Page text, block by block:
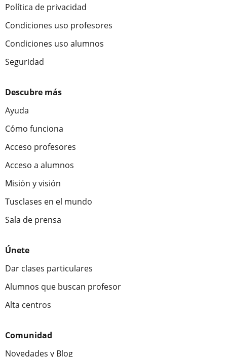
Política de privacidad
Condiciones uso profesores
Condiciones uso alumnos
Seguridad
Descubre más
Ayuda
Cómo funciona
Acceso profesores
Acceso a alumnos
Misión y visión
Tusclases en el mundo
Sala de prensa
Únete
Dar clases particulares
Alumnos que buscan profesor
Alta centros
Comunidad
Novedades y Blog